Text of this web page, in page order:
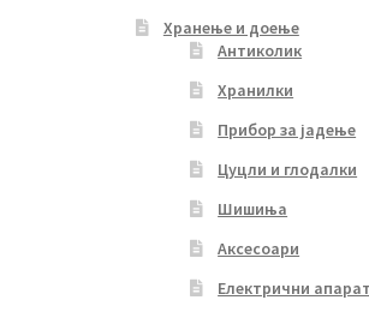
Хранење и доење
Антиколик
Хранилки
Прибор за јадење
Цуцли и глодалки
Шишиња
Аксесоари
Електрични